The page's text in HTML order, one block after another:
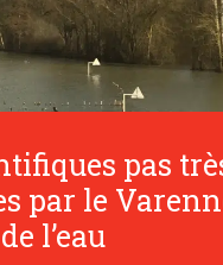
pas
par le
l’eau